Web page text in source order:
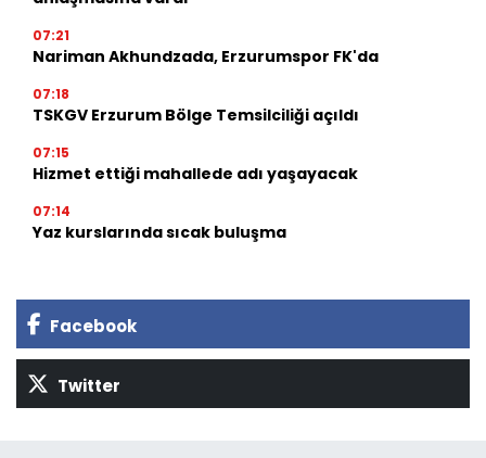
07:21
Nariman Akhundzada, Erzurumspor FK'da
07:18
TSKGV Erzurum Bölge Temsilciliği açıldı
07:15
Hizmet ettiği mahallede adı yaşayacak
07:14
Yaz kurslarında sıcak buluşma
Facebook
Twitter